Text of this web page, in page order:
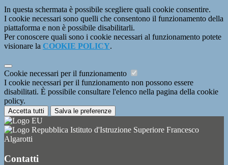
In questa schermata è possibile scegliere quali cookie consentire.
I cookie necessari sono quelli che consentono il funzionamento della
piattaforma e non è possibile disabilitarli.
Per conoscere quali sono i cookie necessari al funzionamento potete
visionare la COOKIE POLICY.
Cookie necessari per il funzionamento
I cookie necessari per il funzionamento non possono essere
disabilitati. È possibile consultare l'elenco nella pagina della cookie
policy.
Accetta tutti Salva le preferenze
Istituto d'Istruzione Superiore Francesco
Algarotti
Contatti